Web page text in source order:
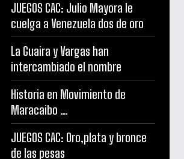
JUEGOS CAC: Julio Mayora le
cuelga a Venezuela dos de oro
La Guaira y Vargas han
intercambiado el nombre
Historia en Movimiento de
Maracaibo …
JUEGOS CAC: Oro,plata y bronce
de las pesas